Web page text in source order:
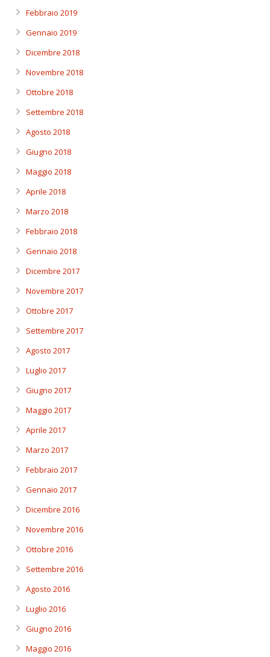
Febbraio 2019
Gennaio 2019
Dicembre 2018
Novembre 2018
Ottobre 2018
Settembre 2018
Agosto 2018
Giugno 2018
Maggio 2018
Aprile 2018
Marzo 2018
Febbraio 2018
Gennaio 2018
Dicembre 2017
Novembre 2017
Ottobre 2017
Settembre 2017
Agosto 2017
Luglio 2017
Giugno 2017
Maggio 2017
Aprile 2017
Marzo 2017
Febbraio 2017
Gennaio 2017
Dicembre 2016
Novembre 2016
Ottobre 2016
Settembre 2016
Agosto 2016
Luglio 2016
Giugno 2016
Maggio 2016